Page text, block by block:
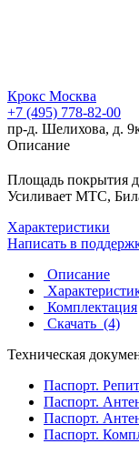
Крокс Москва
+7 (495) 778-82-00
пр-д. Шелихова, д.
Описание
Площадь покрытия
Усиливает МТС,
Характеристики
Написать в
Описание
Комплектация
Скачать (4)
Техническая
Паспорт.
Паспорт.
Паспорт.
Паспорт.